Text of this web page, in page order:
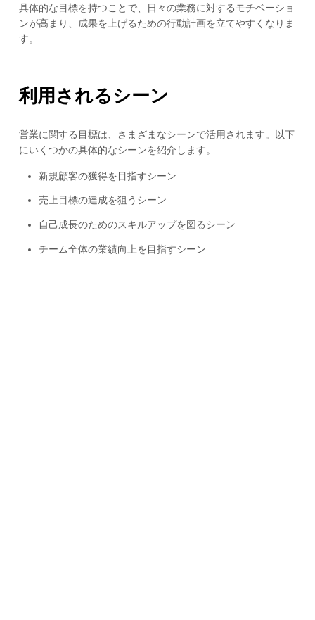
具体的な目標を持つことで、日々の業務に対するモチベーショ
ンが高まり、成果を上げるための行動計画を立てやすくなりま
す。
利用されるシーン
営業に関する目標は、さまざまなシーンで活用されます。以下
にいくつかの具体的なシーンを紹介します。
新規顧客の獲得を目指すシーン
売上目標の達成を狙うシーン
自己成長のためのスキルアップを図るシーン
チーム全体の業績向上を目指すシーン